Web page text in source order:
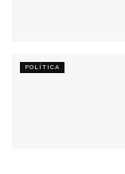
POLÍTICA